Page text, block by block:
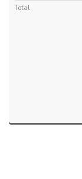
Total